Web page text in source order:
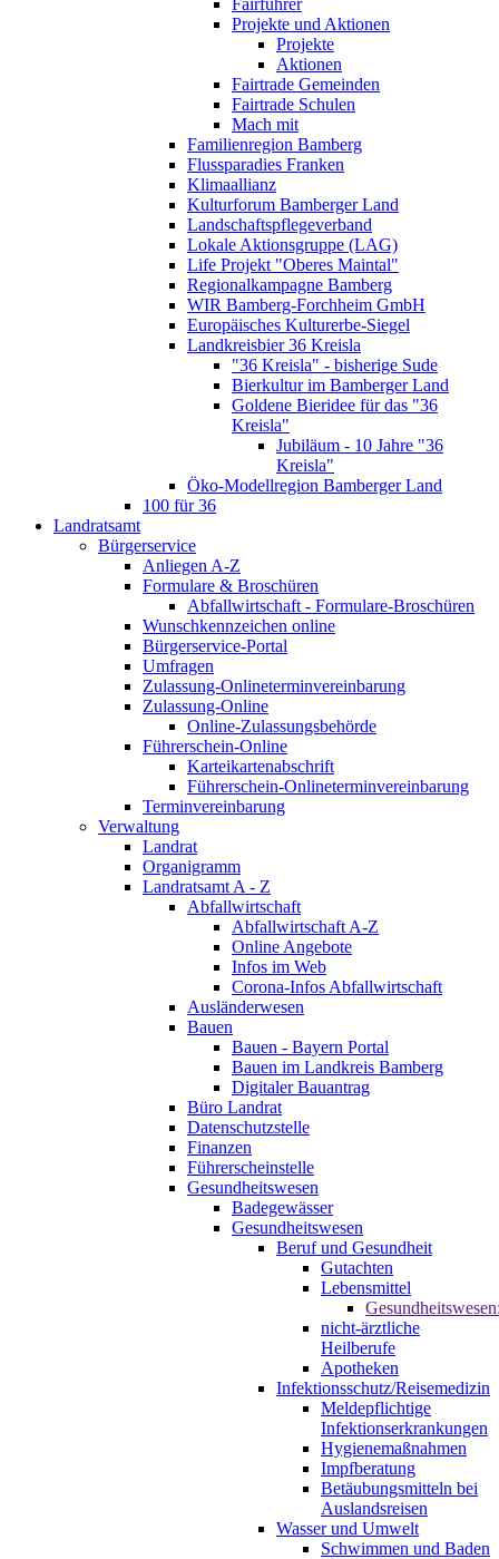
Fairführer
Projekte und Aktionen
Projekte
Aktionen
Fairtrade Gemeinden
Fairtrade Schulen
Mach mit
Familienregion Bamberg
Flussparadies Franken
Klimaallianz
Kulturforum Bamberger Land
Landschaftspflegeverband
Lokale Aktionsgruppe (LAG)
Life Projekt "Oberes Maintal"
Regionalkampagne Bamberg
WIR Bamberg-Forchheim GmbH
Europäisches Kulturerbe-Siegel
Landkreisbier 36 Kreisla
"36 Kreisla" - bisherige Sude
Bierkultur im Bamberger Land
Goldene Bieridee für das "36
Kreisla"
Jubiläum - 10 Jahre "36
Kreisla"
Öko-Modellregion Bamberger Land
100 für 36
Landratsamt
Bürgerservice
Anliegen A-Z
Formulare & Broschüren
Abfallwirtschaft - Formulare-Broschüren
Wunschkennzeichen online
Bürgerservice-Portal
Umfragen
Zulassung-Onlineterminvereinbarung
Zulassung-Online
Online-Zulassungsbehörde
Führerschein-Online
Karteikartenabschrift
Führerschein-Onlineterminvereinbarung
Terminvereinbarung
Verwaltung
Landrat
Organigramm
Landratsamt A - Z
Abfallwirtschaft
Abfallwirtschaft A-Z
Online Angebote
Infos im Web
Corona-Infos Abfallwirtschaft
Ausländerwesen
Bauen
Bauen - Bayern Portal
Bauen im Landkreis Bamberg
Digitaler Bauantrag
Büro Landrat
Datenschutzstelle
Finanzen
Führerscheinstelle
Gesundheitswesen
Badegewässer
Gesundheitswesen
Beruf und Gesundheit
Gutachten
Lebensmittel
nicht-ärztliche
Heilberufe
Apotheken
Infektionsschutz/Reisemedizin
Meldepflichtige
Infektionserkrankungen
Hygienemaßnahmen
Impfberatung
Betäubungsmitteln bei
Auslandsreisen
Wasser und Umwelt
Schwimmen und Baden